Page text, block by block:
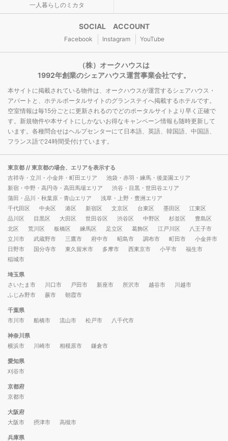
一人暮らしのミカタ
SOCIAL ACCOUNT
Facebook Instagram YouTube
（株）オークハウスは
1992年創業のシェアハウス運営事業会社です。
本サイトに掲載されている物件は、オークハウスが運営するシェアハウス・
アパートと、ホテルポータルサイトのグランステイへ掲載するホテルです。
空室情報は毎15分ごとに更新されるのでどのポータルサイトより早く正確で
す。新規物件や本サイトにしかないお得なキャンペーン情報も随時更新して
います。各種問合せはヘルプセンターにて日本語、英語、韓国語、中国語、
フランス語で24時間受付けています。
東京都 // 東京都の場合、エリアを表示する
吉祥寺・立川・小金井・町田エリア
池袋・赤羽・練馬・後楽園エリア
新宿・中野・高円寺・高田馬場エリア
渋谷・目黒・世田谷エリア
蒲田・品川・秋葉原・青山エリア
浅草・上野・豊洲エリア
千代田区
中央区 港区 新宿区 文京区 台東区 墨田区
江東区
品川区
目黒区 大田区 世田谷区 渋谷区 中野区 杉並区
豊島区
北区
荒川区 板橋区 練馬区 足立区 葛飾区 江戸川区
八王子市
立川市
武蔵野市 三鷹市 府中市 昭島市 調布市 町田市
小金井市
日野市
国分寺市 東久留米市 多摩市 西東京市 小平市
福生市
稲城市
埼玉県
さいたま市
川口市 戸田市 新座市 所沢市 越谷市
川越市
ふじみ野市
蕨市 朝霞市
千葉県
市川市
船橋市 流山市 松戸市 八千代市
神奈川県
横浜市
川崎市 相模原市 鎌倉市
愛知県
刈谷市
京都府
京都市
大阪府
大阪市
摂津市 高槻市
兵庫県